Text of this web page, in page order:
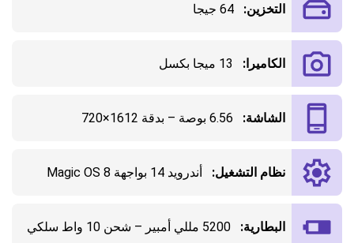
التخزين: 64 جيجا
الكاميرا: 13 ميجا بكسل
الشاشة: 6.56 بوصة – بدقة 1612×720
نظام التشغيل: أندرويد 14 بواجهة Magic OS 8
البطارية: 5200 مللي أمبير – شحن 10 واط سلكي